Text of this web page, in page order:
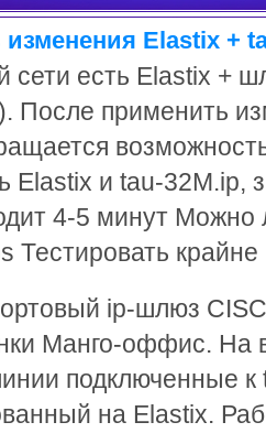
Elastix +
сети есть Elastix +
После применить
Elastix и tau-
4-5 минут Можно
Тестировать
ip-шлюз
Манго-оффис. На
подключенные
на Elastix.